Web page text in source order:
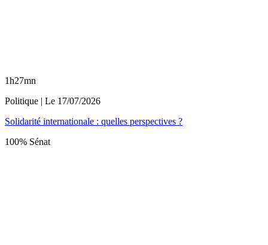
1h27mn
Politique | Le 17/07/2026
Solidarité internationale : quelles perspectives ?
100% Sénat